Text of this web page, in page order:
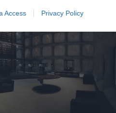
Access Privacy Policy